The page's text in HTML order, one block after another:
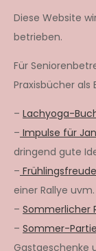
Diese Website
betrieben.
Für
Praxisbücher als
– Lachyoga-
– Impulse für
dringend gute
– Frühlingsfreude
einer Rallye uvm.
– Sommerlicher
– Sommer-
Gastgeschenke